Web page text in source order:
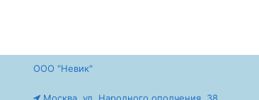
ООО "Невик"